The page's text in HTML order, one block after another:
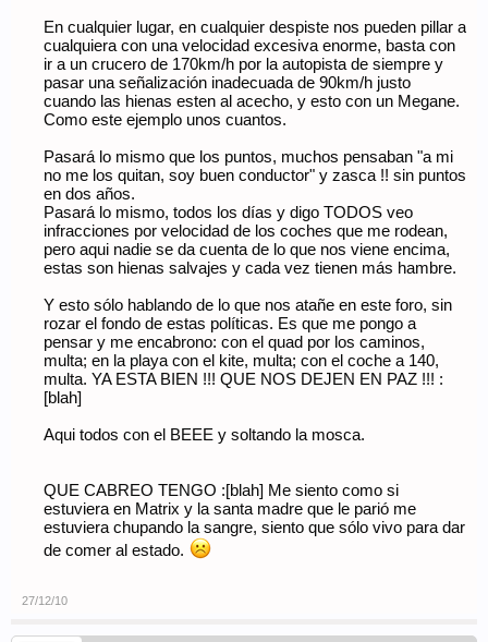
En cualquier lugar, en cualquier despiste nos pueden pillar a
cualquiera con una velocidad excesiva enorme, basta con
ir a un crucero de 170km/h por la autopista de siempre y
pasar una señalización inadecuada de 90km/h justo
cuando las hienas esten al acecho, y esto con un Megane.
Como este ejemplo unos cuantos.
Pasará lo mismo que los puntos, muchos pensaban "a mi
no me los quitan, soy buen conductor" y zasca !! sin puntos
en dos años.
Pasará lo mismo, todos los días y digo TODOS veo
infracciones por velocidad de los coches que me rodean,
pero aqui nadie se da cuenta de lo que nos viene encima,
estas son hienas salvajes y cada vez tienen más hambre.
Y esto sólo hablando de lo que nos atañe en este foro, sin
rozar el fondo de estas políticas. Es que me pongo a
pensar y me encabrono: con el quad por los caminos,
multa; en la playa con el kite, multa; con el coche a 140,
multa. YA ESTA BIEN !!! QUE NOS DEJEN EN PAZ !!! :
[blah]
Aqui todos con el BEEE y soltando la mosca.
QUE CABREO TENGO :[blah] Me siento como si
estuviera en Matrix y la santa madre que le parió me
estuviera chupando la sangre, siento que sólo vivo para dar
de comer al estado.
27/12/10